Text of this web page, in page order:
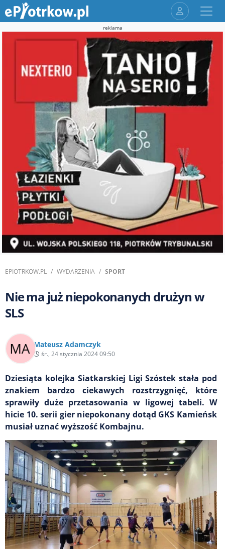
reklama
EPIOTRKOW.PL WYDARZENIA SPORT
Nie ma już niepokonanych drużyn w
SLS
Mateusz Adamczyk
śr., 24 stycznia 2024 09:50
Dziesiąta kolejka Siatkarskiej Ligi Szóstek stała pod
znakiem bardzo ciekawych rozstrzygnięć, które
sprawiły duże przetasowania w ligowej tabeli. W
hicie 10. serii gier niepokonany dotąd GKS Kamieńsk
musiał uznać wyższość Kombajnu.